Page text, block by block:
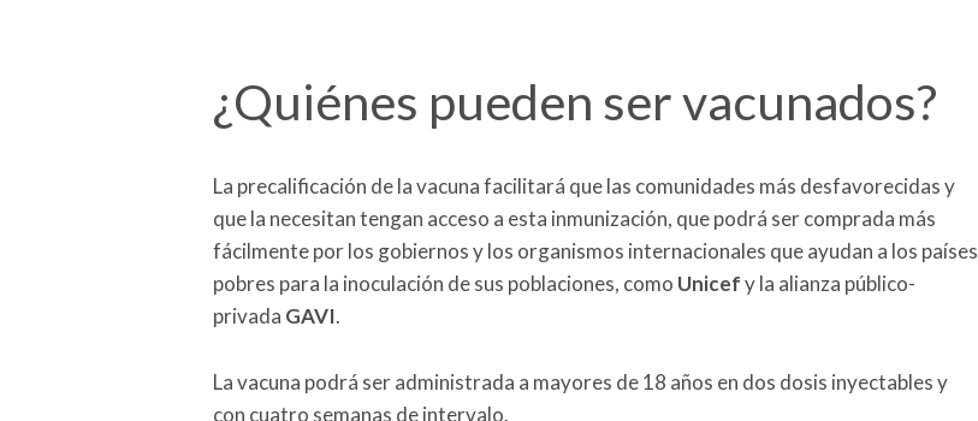
¿Quiénes pueden ser vacunados?
La precalificación de la vacuna facilitará que las comunidades más desfavorecidas y
que la necesitan tengan acceso a esta inmunización, que podrá ser comprada más
fácilmente por los gobiernos y los organismos internacionales que ayudan a los países
pobres para la inoculación de sus poblaciones, como Unicefy la alianza público-
privada GAVI.
La vacuna podrá ser administrada a mayores de 18 años en dos dosis inyectables y
con cuatro semanas de intervalo.